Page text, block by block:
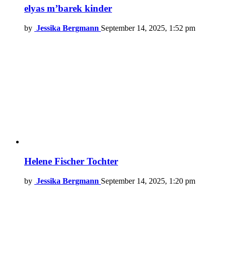
elyas m’barek kinder
by Jessika Bergmann September 14, 2025, 1:52 pm
Helene Fischer Tochter
by Jessika Bergmann September 14, 2025, 1:20 pm